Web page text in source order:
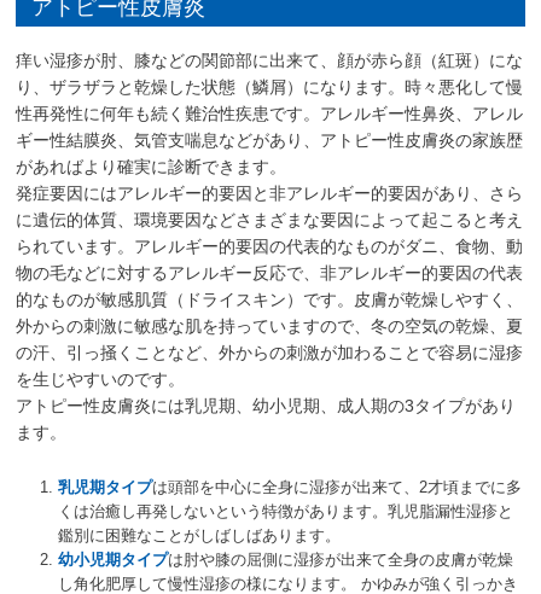
アトピー性皮膚炎
痒い湿疹が肘、膝などの関節部に出来て、顔が赤ら顔（紅斑）にな
り、ザラザラと乾燥した状態（鱗屑）になります。時々悪化して慢
性再発性に何年も続く難治性疾患です。アレルギー性鼻炎、アレル
ギー性結膜炎、気管支喘息などがあり、アトピー性皮膚炎の家族歴
があればより確実に診断できます。
発症要因にはアレルギー的要因と非アレルギー的要因があり、さら
に遺伝的体質、環境要因などさまざまな要因によって起こると考え
られています。アレルギー的要因の代表的なものがダニ、食物、動
物の毛などに対するアレルギー反応で、非アレルギー的要因の代表
的なものが敏感肌質（ドライスキン）です。皮膚が乾燥しやすく、
外からの刺激に敏感な肌を持っていますので、冬の空気の乾燥、夏
の汗、引っ掻くことなど、外からの刺激が加わることで容易に湿疹
を生じやすいのです。
アトピー性皮膚炎には乳児期、幼小児期、成人期の3タイプがあり
ます。
乳児期タイプは頭部を中心に全身に湿疹が出来て、2才頃までに多
くは治癒し再発しないという特徴があります。乳児脂漏性湿疹と
鑑別に困難なことがしばしばあります。
幼小児期タイプは肘や膝の屈側に湿疹が出来て全身の皮膚が乾燥
し角化肥厚して慢性湿疹の様になります。 かゆみが強く引っかき